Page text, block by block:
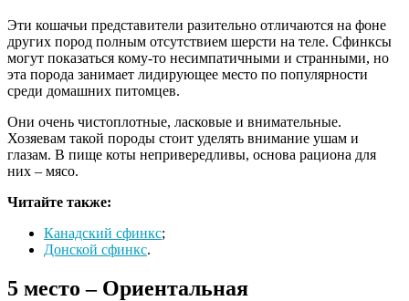
Эти кошачьи представители разительно отличаются на фоне
других пород полным отсутствием шерсти на теле. Сфинксы
могут показаться кому-то несимпатичными и странными, но
эта порода занимает лидирующее место по популярности
среди домашних питомцев.
Они очень чистоплотные, ласковые и внимательные.
Хозяевам такой породы стоит уделять внимание ушам и
глазам. В пище коты непривередливы, основа рациона для
них – мясо.
Читайте также:
Канадский сфинкс;
Донской сфинкс.
5 место – Ориентальная